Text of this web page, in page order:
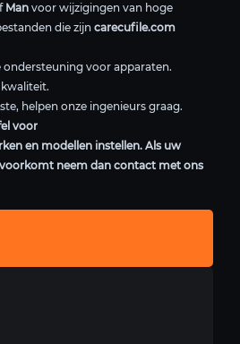
Man voor wijzigingen van hoge
die zijn carecufile.com
ondersteuning voor apparaten.
kwaliteit.
helpen onze ingenieurs graag.
voor
en modellen instellen. Als uw
neem dan contact met ons